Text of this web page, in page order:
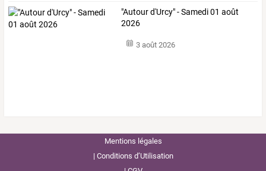
"Autour d'Urcy" - Samedi 01 août
2026
3 août 2026
Mentions légales
Conditions d’Utilisation